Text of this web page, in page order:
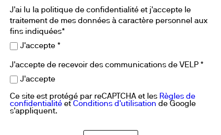
J'ai lu la politique de confidentialité et j'accepte le
traitement de mes données à caractère personnel aux
fins indiquées*
J'accepte *
J'accepte de recevoir des communications de VELP *
J'accepte
Ce site est protégé par reCAPTCHA et les Règles de
confidentialité et Conditions d'utilisation de Google
s'appliquent.